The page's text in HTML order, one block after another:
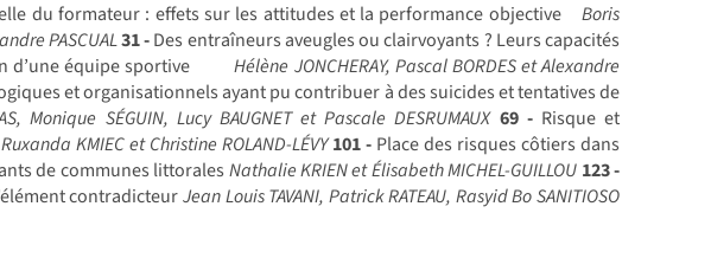
du formateur : effets sur les attitudes et la performance objective
Boris
PASCUAL31 -Des entraîneurs aveugles ou clairvoyants ? Leurs capacités
d’une équipe sportive
Hélène JONCHERAY, Pascal BORDES et Alexandre
et organisationnels ayant pu contribuer à des suicides et tentatives de
Monique SÉGUIN, Lucy BAUGNET et Pascale DESRUMAUX 69 -Risque et
Ruxanda KMIEC et Christine ROLAND-LÉVY 101 - Place des risques côtiers dans
de communes littorales Nathalie KRIEN et Élisabeth MICHEL-GUILLOU 123 -
contradicteurJean Louis TAVANI, Patrick RATEAU, Rasyid Bo SANITIOSO